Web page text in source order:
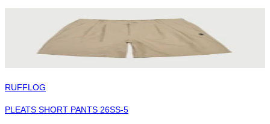
RUFFLOG
PLEATS SHORT PANTS 26SS-5